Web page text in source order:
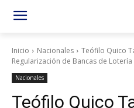
Inicio Nacionales
Teófilo Quico
Regularización de Bancas de Lotería
Nacionales
Teófilo Quico